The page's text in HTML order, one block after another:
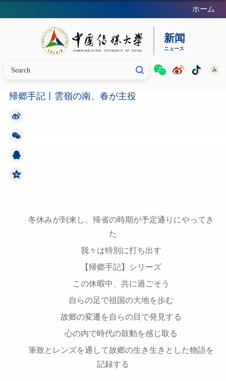
ホーム​​
帰郷手記丨雲嶺の南、春が主役
冬休みが到来し、帰省の時期が予定通りにやってき
た
我々は特別に打ち出す
【帰郷手記】シリーズ
この休暇中、共に過ごそう
自らの足で祖国の大地を歩む
故郷の変遷を自らの目で発見する
心の内で時代の鼓動を感じ取る
筆致とレンズを通して故郷の生き生きとした物語を
記録する